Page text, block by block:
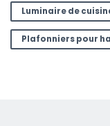
Luminaire de
Plafonniers pour